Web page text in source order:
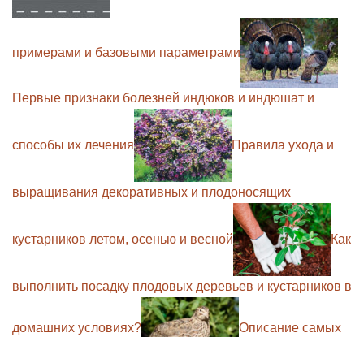
примерами и базовыми параметрами
Первые признаки болезней индюков и индюшат и
способы их лечения Правила ухода и
выращивания декоративных и плодоносящих
кустарников летом, осенью и весной Как
выполнить посадку плодовых деревьев и кустарников в
домашних условиях? Описание самых